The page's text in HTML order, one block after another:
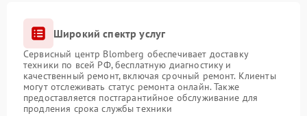
Широкий спектр услуг
Сервисный центр Blomberg обеспечивает доставку
техники по всей РФ, бесплатную диагностику и
качественный ремонт, включая срочный ремонт. Клиенты
могут отслеживать статус ремонта онлайн. Также
предоставляется постгарантийное обслуживание для
продления срока службы техники